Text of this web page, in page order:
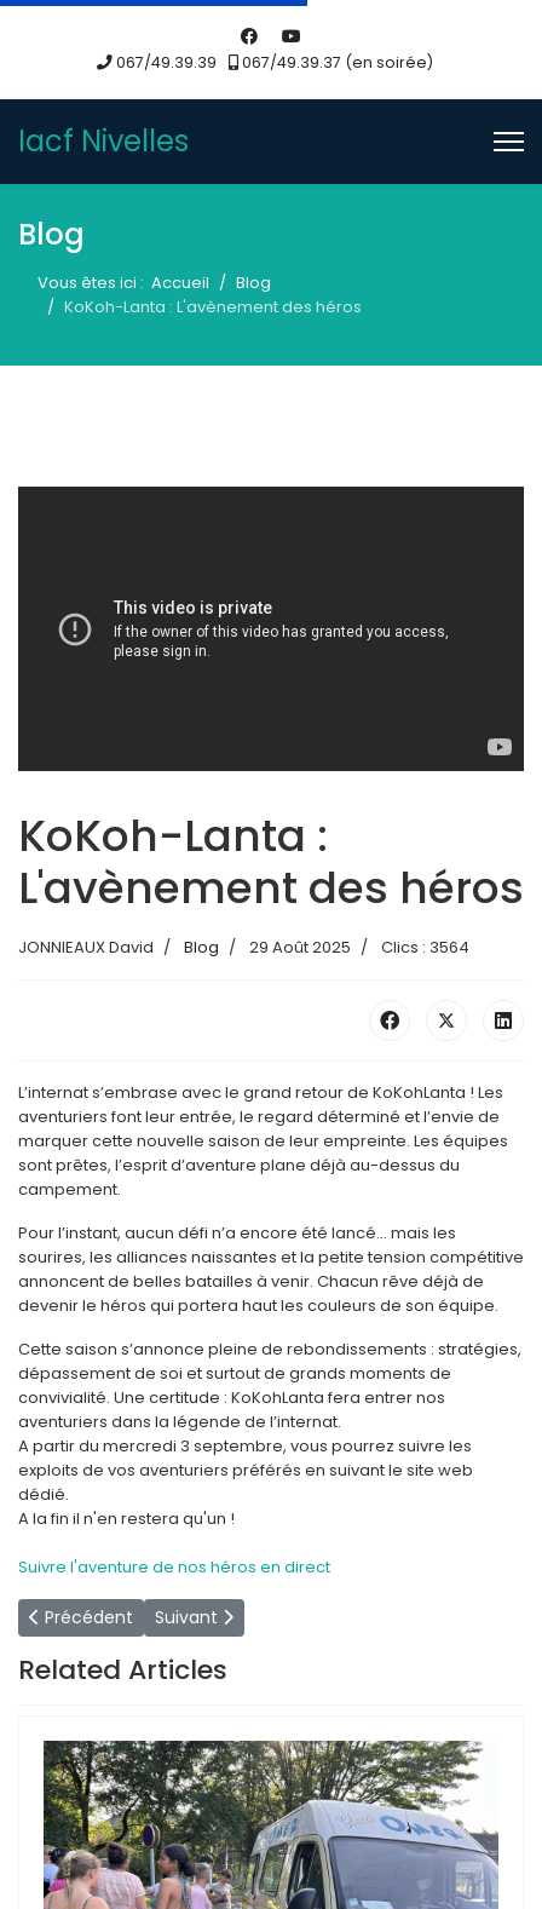
067/49.39.39 067/49.39.37 (en soirée)
Iacf Nivelles
Blog
Vous êtes ici : Accueil
Blog
KoKoh-Lanta : L'avènement des héros
KoKoh-Lanta :
L'avènement des héros
JONNIEAUX David Blog 29 Août 2025 Clics : 3564
L’internat s’embrase avec le grand retour de KoKohLanta ! Les
aventuriers font leur entrée, le regard déterminé et l’envie de
marquer cette nouvelle saison de leur empreinte. Les équipes
sont prêtes, l’esprit d’aventure plane déjà au-dessus du
campement.
Pour l’instant, aucun défi n’a encore été lancé… mais les
sourires, les alliances naissantes et la petite tension compétitive
annoncent de belles batailles à venir. Chacun rêve déjà de
devenir le héros qui portera haut les couleurs de son équipe.
Cette saison s’annonce pleine de rebondissements : stratégies,
dépassement de soi et surtout de grands moments de
convivialité. Une certitude : KoKohLanta fera entrer nos
aventuriers dans la légende de l’internat.
A partir du mercredi 3 septembre, vous pourrez suivre les
exploits de vos aventuriers préférés en suivant le site web
dédié.
A la fin il n'en restera qu'un !
Suivre l'aventure de nos héros en direct
Article précédent : Une soirée ensorcelante à Poudlard…
Précédent Article suivant : Un camion de glace, des jeux
Suivant
Related Articles